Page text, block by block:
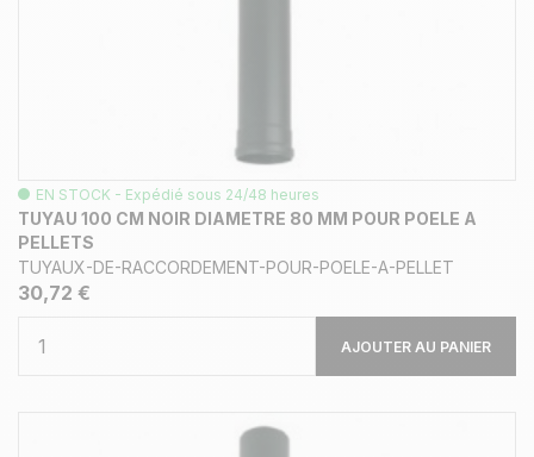
EN STOCK - Expédié sous 24/48 heures
TUYAU 100 CM NOIR DIAMETRE 80 MM POUR POELE A
PELLETS
TUYAUX-DE-RACCORDEMENT-POUR-POELE-A-PELLET
30,72 €
AJOUTER AU PANIER